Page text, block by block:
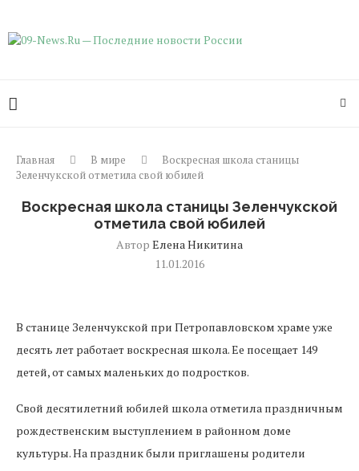
Главная В мире
Воскресная школа станицы
Зеленчукской отметила свой юбилей
Воскресная школа станицы Зеленчукской
отметила свой юбилей
Автор Елена Никитина
11.01.2016
В станице Зеленчукской при Петропавловском храме уже
десять лет работает воскресная школа. Ее посещает 149
детей, от самых маленьких до подростков.
Свой десятилетний юбилей школа отметила праздничным
рождественским выступлением в районном доме
культуры. На праздник были приглашены родители